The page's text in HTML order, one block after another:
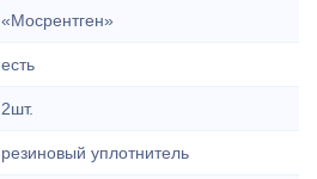
«Мосрентген»
есть
2шт.
резиновый уплотнитель